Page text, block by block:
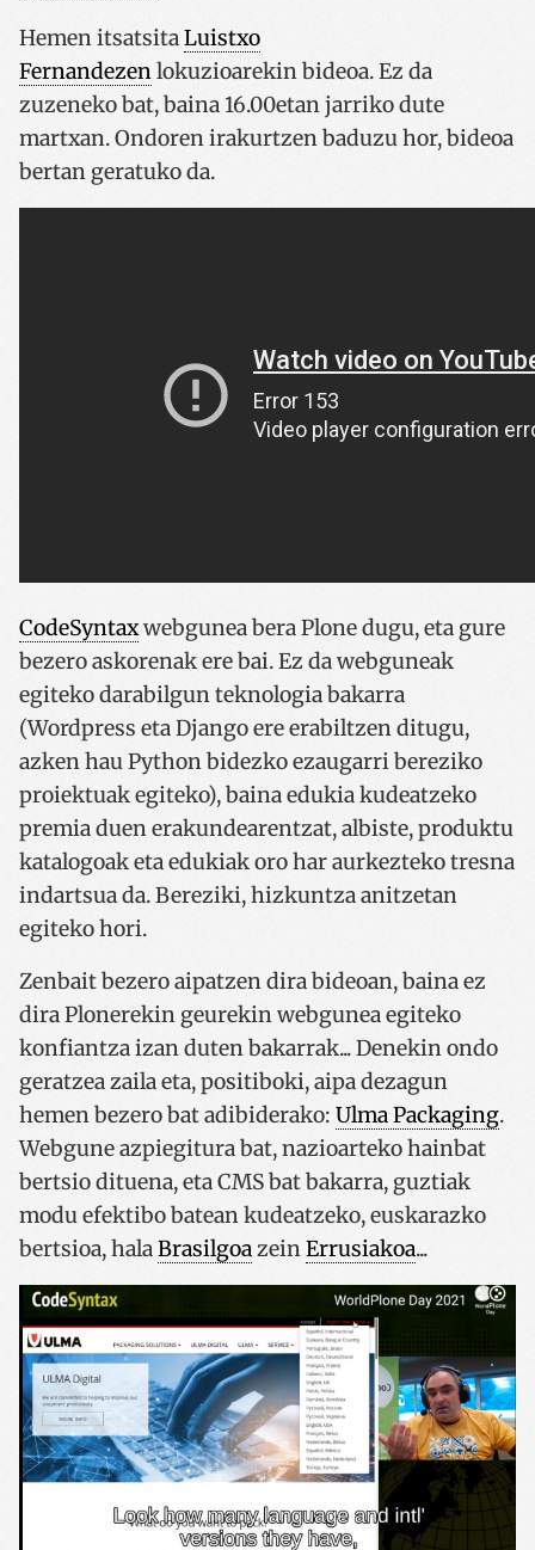
Hemen itsatsitaLuistxo
Fernandezenlokuzioarekin bideoa. Ez da
zuzeneko bat, baina 16.00etan jarriko dute
martxan. Ondoren irakurtzen baduzu hor, bideoa
bertan geratuko da.
CodeSyntaxwebgunea bera Plone dugu, eta gure
bezero askorenak ere bai. Ez da webguneak
egiteko darabilgun teknologia bakarra
(Wordpress eta Django ere erabiltzen ditugu,
azken hau Python bidezko ezaugarri bereziko
proiektuak egiteko), baina edukia kudeatzeko
premia duen erakundearentzat, albiste, produktu
katalogoak eta edukiak oro har aurkezteko tresna
indartsua da. Bereziki, hizkuntza anitzetan
egiteko hori.
Zenbait bezero aipatzen dira bideoan, baina ez
dira Plonerekin geurekin webgunea egiteko
konfiantza izan duten bakarrak... Denekin ondo
geratzea zaila eta, positiboki, aipa dezagun
hemen bezero bat adibiderako: Ulma Packaging.
Webgune azpiegitura bat, nazioarteko hainbat
bertsio dituena, eta CMS bat bakarra, guztiak
modu efektibo batean kudeatzeko, euskarazko
bertsioa, halaBrasilgoazeinErrusiakoa...